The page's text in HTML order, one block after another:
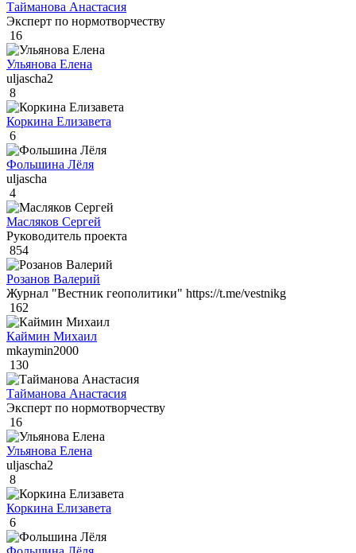
Тайманова Анастасия
Эксперт по нормотворчеству
16
Ульянова Елена
uljascha2
8
Коркина Елизавета
6
Фольшина Лёля
uljascha
4
Масляков Сергей
Руководитель проекта
854
Розанов Валерий
Журнал "Вестник геополитики" https://t.me/vestnikg
162
Каймин Михаил
mkaymin2000
130
Тайманова Анастасия
Эксперт по нормотворчеству
16
Ульянова Елена
uljascha2
8
Коркина Елизавета
6